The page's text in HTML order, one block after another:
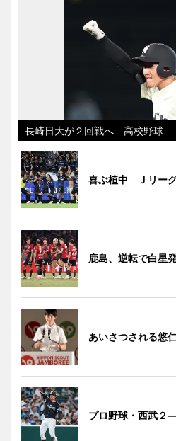
長崎日大が２回戦へ 高校野球
喜ぶ植中 Ｊリー
鹿島、逆転で白星
あいさつされる悠
プロ野球・西武２